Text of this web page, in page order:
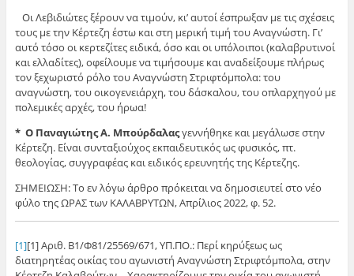
Οι Λεβιδιώτες ξέρουν να τιμούν, κι’ αυτοί έσπρωξαν με τις σχέσεις
τους με την Κέρτεζη έστω και στη μερική τιμή του Αναγνώστη. Γι’
αυτό τόσο οι κερτεζίτες ειδικά, όσο και οι υπόλοιποι (καλαβρυτινοί
και ελλαδίτες), οφείλουμε να τιμήσουμε και αναδείξουμε πλήρως
τον ξεχωριστό ρόλο του Αναγνώστη Στριφτόμπολα: του
αναγνώστη, του οικογενειάρχη, του δάσκαλου, του οπλαρχηγού με
πολεμικές αρχές, του ήρωα!
* Ο Παναγιώτης Α. Μπούρδαλαςγεννήθηκε και μεγάλωσε στην
Κέρτεζη. Είναι συνταξιούχος εκπαιδευτικός ως φυσικός, πτ.
θεολογίας, συγγραφέας και ειδικός ερευνητής της Κέρτεζης.
ΣΗΜΕΙΩΣΗ: Το εν λόγω άρθρο πρόκειται να δημοσιευτεί στο νέο
φύλο της ΩΡΑΣ των ΚΑΛΑΒΡΥΤΩΝ, Απρίλιος 2022, φ. 52.
[1][1] Αριθ. Β1/Φ81/25569/671, ΥΠ.ΠΟ.: Περί κηρύξεως ως
διατηρητέας οικίας του αγωνιστή Αναγνώστη Στριφτόμπολα, στην